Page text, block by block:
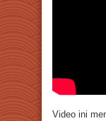
Video ini